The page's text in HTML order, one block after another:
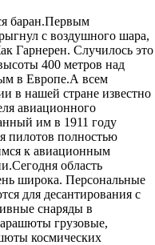
баран.Первым
с воздушного шара,
Гарнерен. Случилось это
400 метров над
в Европе.А всем
в нашей стране известно
авиационного
им в 1911 году
пилотов полностью
к авиационным
область
широка. Персональные
для десантирования с
снаряды в
грузовые,
космических